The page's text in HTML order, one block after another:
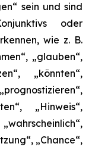
sein und sind
oder
wie z. B.
„glauben“,
„könnten“,
„Hinweis“,
„Chance“,